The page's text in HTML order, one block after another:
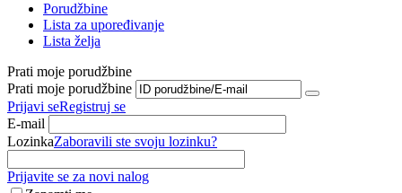
Porudžbine
Lista za upoređivanje
Lista želja
Prati moje porudžbine
Prati moje porudžbine
Prijavi seRegistruj se
E-mail
LozinkaZaboravili ste svoju lozinku?
Prijavite se za novi nalog